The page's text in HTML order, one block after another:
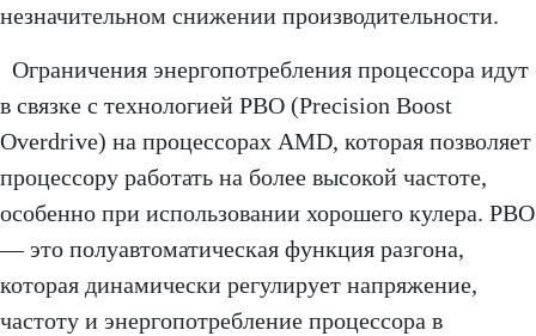
незначительном снижении производительности.
Ограничения энергопотребления процессора идут
в связке с технологией PBO (Precision Boost
Overdrive) на процессорах AMD, которая позволяет
процессору работать на более высокой частоте,
особенно при использовании хорошего кулера. PBO
— это полуавтоматическая функция разгона,
которая динамически регулирует напряжение,
частоту и энергопотребление процессора в